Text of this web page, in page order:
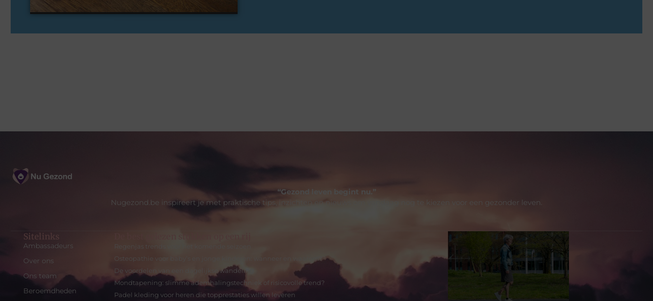
“Gezond leven begint nu.”
Nugezond.be inspireert je met praktische tips, inzichten en nieuws om vandaag nog te kiezen voor een gezonder leven.
Sitelinks
Ambassadeurs
Over ons
Ons team
Beroemdheden
Regenjas trends voor het komende seizoen
Osteopathie voor baby’s en jonge kinderen: wanneer en waarom?
De voordelen van een dagelijkse wandeling
Mondtapening: slimme ademhalingstechniek of risicovolle trend?
Padel kleding voor heren die topprestaties willen leveren